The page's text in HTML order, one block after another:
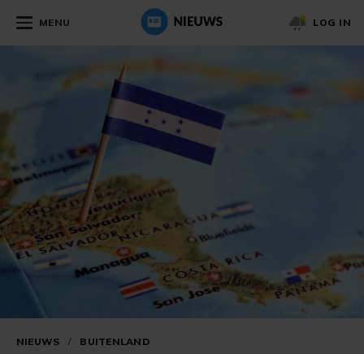
MENU LOG IN
NIEUWS / BUITENLAND